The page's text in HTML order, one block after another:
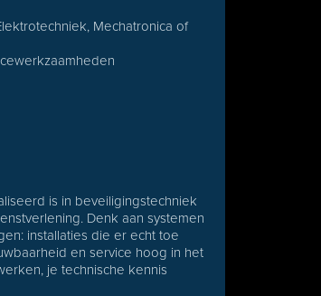
Mechatronica of
is in beveiligingstechniek
Denk aan systemen
installaties die er echt toe
en service hoog in het
je technische kennis